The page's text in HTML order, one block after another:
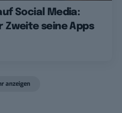
Social Media:
Zweite seine Apps
anzeigen